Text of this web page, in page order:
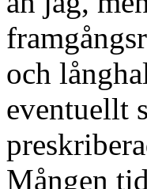
och
eventuellt
Mången